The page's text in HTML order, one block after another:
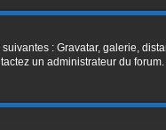
: Gravatar, galerie,
un administrateur du forum.